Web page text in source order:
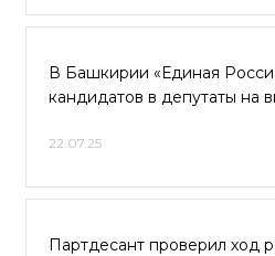
В Башкирии «Единая
кандидатов в депутаты на
22.07.25
Партдесант проверил ход